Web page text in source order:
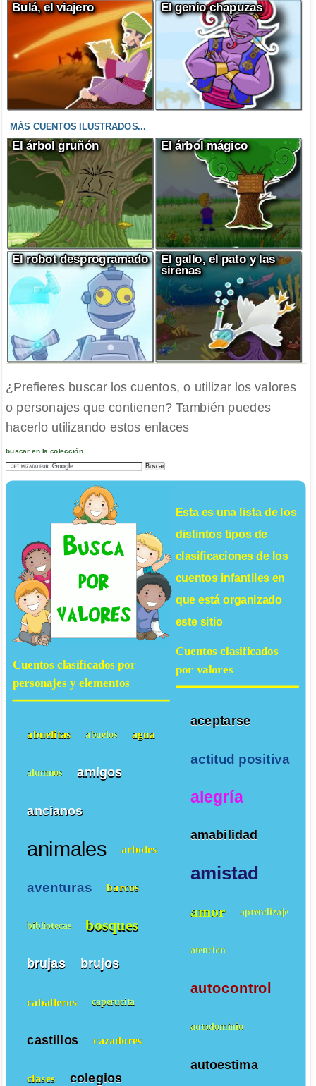
Bulá, el viajero El genio chapuzas
MÁS CUENTOS ILUSTRADOS...
El árbol gruñón El árbol mágico
El robot desprogramado
El gallo, el pato y las
sirenas
¿Prefieres buscar los cuentos, o utilizar los valores
o personajes que contienen? También puedes
hacerlo utilizando estos enlaces
buscar en la colección
Esta es una lista de los
distintos tipos de
clasificaciones de los
cuentos infantilesen
que está organizado
este sitio
Cuentos clasificados
por valores
aceptarse
actitud positiva
alegría
amabilidad
amistad
amor aprendizaje
atencion
autocontrol
autodominio
autoestima
Cuentos clasificados por
personajes y elementos
abuelitas abuelos agua
alumnos amigos
ancianos
animales arboles
aventuras barcos
bibliotecas bosques
brujas brujos
caballeros caperucita
castillos cazadores
clases colegios